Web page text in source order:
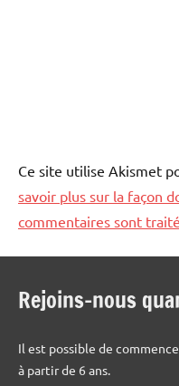
Ce site utilise Akismet
savoir plus sur la façon
commentaires sont
Rejoins-nous
Il est possible de
à partir de 6 ans.